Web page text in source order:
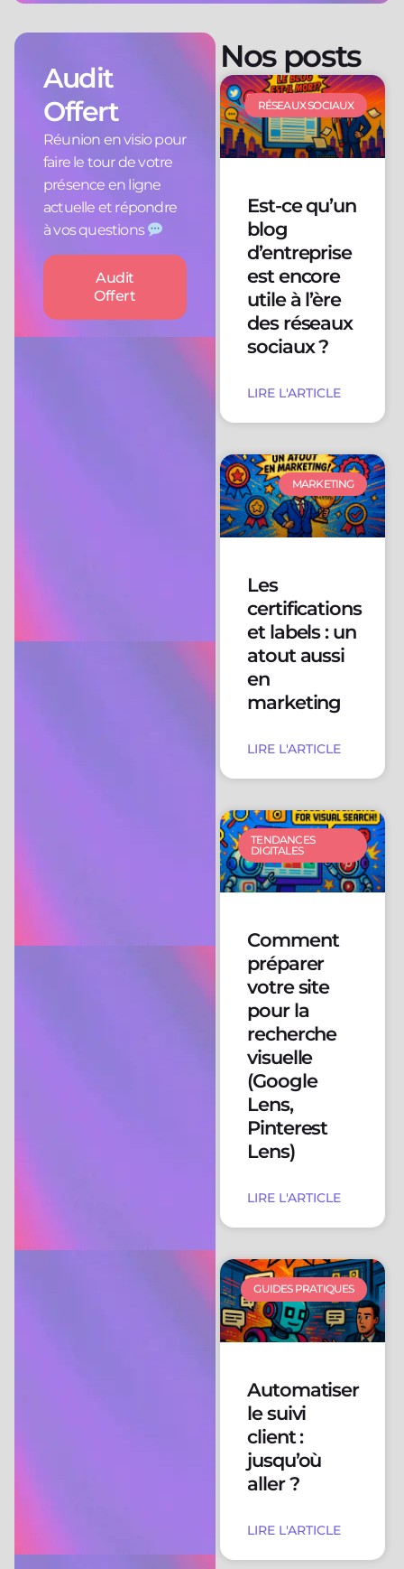
Audit
Offert
Réunion en visio pour
faire le tour de votre
présence en ligne
actuelle et répondre
à vos questions
Audit
Offert
Nos posts
RÉSEAUX SOCIAUX
Est-ce qu’un
blog
d’entreprise
est encore
utile à l’ère
des réseaux
sociaux ?
LIRE L'ARTICLE
MARKETING
Les
certifications
et labels : un
atout aussi
en
marketing
LIRE L'ARTICLE
TENDANCES
DIGITALES
Comment
préparer
votre site
pour la
recherche
visuelle
(Google
Lens,
Pinterest
Lens)
LIRE L'ARTICLE
GUIDES PRATIQUES
Automatiser
le suivi
client :
jusqu’où
aller ?
LIRE L'ARTICLE